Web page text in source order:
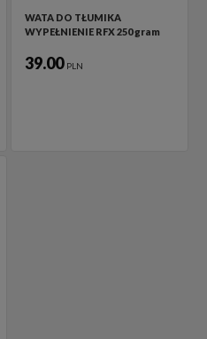
WATA DO TŁUMIKA
WYPEŁNIENIE RFX 250 gram
39.00 PLN